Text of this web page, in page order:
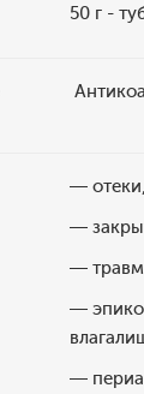
50 г -
—
—
—
—
—